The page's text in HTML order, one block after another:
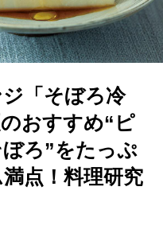
「そぼろ冷
おすすめ“ピ
ろ”をたっぷ
点！料理研究